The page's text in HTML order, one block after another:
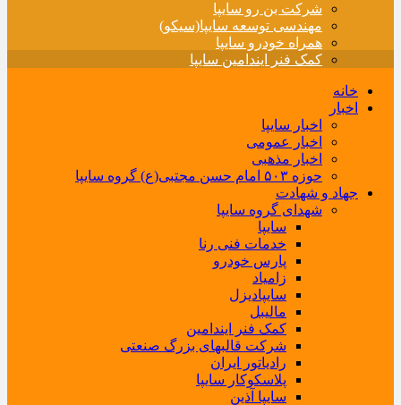
شرکت بن رو سایپا
مهندسی توسعه سایپا(سیکو)
همراه خودرو سایپا
کمک فنر ایندامین سایپا
خانه
اخبار
اخبار سایپا
اخبار عمومی
اخبار مذهبی
حوزه ۵۰۳ امام حسن مجتبی(ع) گروه سایپا
جهاد و شهادت
شهدای گروه سایپا
سایپا
خدمات فنی رنا
پارس خودرو
زامیاد
سایپادیزل
مالیبل
کمک فنر ایندامین
شرکت قالبهای بزرگ صنعتی
رادیاتور ایران
پلاسکوکار سایپا
سایپا آذین